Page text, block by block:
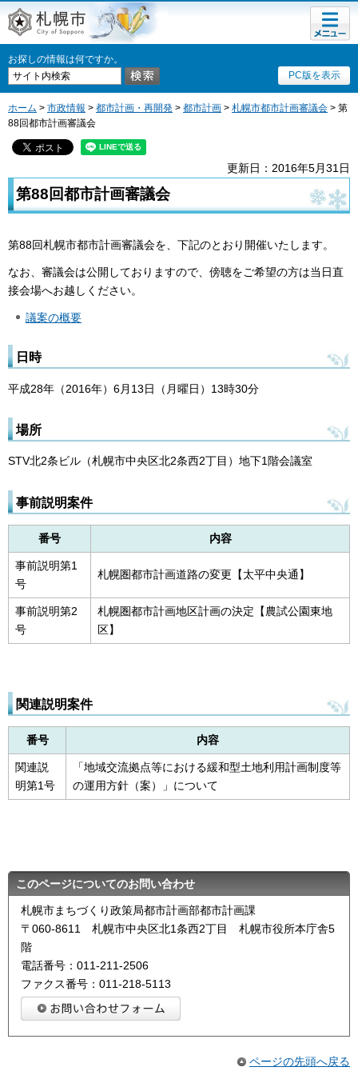
札幌市
お探しの情報は何ですか。
PC版を表示
メニュ
ー
ホーム > 市政情報 > 都市計画・再開発 > 都市計画 > 札幌市都市計画審議会 > 第
88回都市計画審議会
更新日：2016年5月31日
第88回都市計画審議会
第88回札幌市都市計画審議会を、下記のとおり開催いたします。
なお、審議会は公開しておりますので、傍聴をご希望の方は当日直
接会場へお越しください。
議案の概要
日時
平成28年（2016年）6月13日（月曜日）13時30分
場所
STV北2条ビル（札幌市中央区北2条西2丁目）地下1階会議室
事前説明案件
番号 内容
事前説明第1
号
札幌圏都市計画道路の変更【太平中央通】
事前説明第2
号
札幌圏都市計画地区計画の決定【農試公園東地
区】
関連説明案件
番号 内容
関連説
明第1号
「地域交流拠点等における緩和型土地利用計画制度等
の運用方針（案）」について
このページについてのお問い合わせ
札幌市まちづくり政策局都市計画部都市計画課
〒060-8611 札幌市中央区北1条西2丁目 札幌市役所本庁舎5
階
電話番号：011-211-2506
ファクス番号：011-218-5113
ページの先頭へ戻る